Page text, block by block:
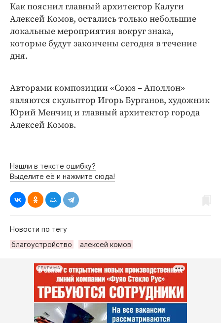
Как пояснил главный архитектор Калуги
Алексей Комов, остались только небольшие
локальные мероприятия вокруг знака,
которые будут закончены сегодня в течение
дня.
Авторами композиции «Союз – Аполлон»
являются скульптор Игорь Бурганов, художник
Юрий Менчиц и главный архитектор города
Алексей Комов.
Нашли в тексте ошибку?
Выделите её и нажмите сюда!
Новости по тегу
благоустройство
алексей комов
РЕКЛАМА